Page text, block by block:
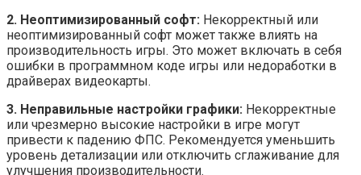
2. Неоптимизированный софт: Некорректный или
неоптимизированный софт может также влиять на
производительность игры. Это может включать в себя
ошибки в программном коде игры или недоработки в
драйверах видеокарты.
3. Неправильные настройки графики: Некорректные
или чрезмерно высокие настройки в игре могут
привести к падению ФПС. Рекомендуется уменьшить
уровень детализации или отключить сглаживание для
улучшения производительности.